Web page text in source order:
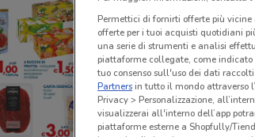
Permettici di fornirti offerte più vicine
offerte per i tuoi acquisti quotidiani
una serie di strumenti e analisi
piattaforme collegate, come indicato
tuo consenso sull'uso dei dati
Partnersin tutto il mondo attraverso
Privacy > Personalizzazione,
visualizzerai all'interno dell’app
piattaforme esterne a Shopfully/